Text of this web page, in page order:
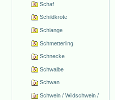
Schaf
Schildkröte
Schlange
Schmetterling
Schnecke
Schwalbe
Schwan
Schwein / Wildschwein /